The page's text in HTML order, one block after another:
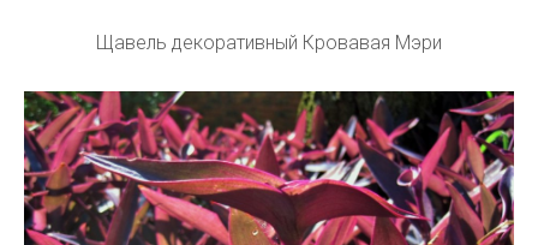
Щавель декоративный Кровавая Мэри